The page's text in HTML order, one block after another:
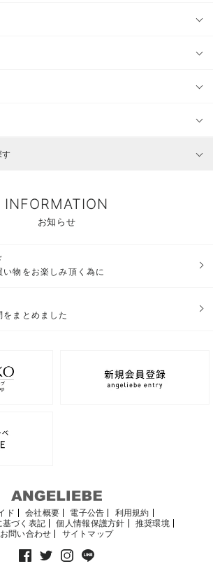
す
INFORMATION
お知らせ
い物をお楽しみ頂く為に
をまとめました
ド 会社概要 電子公告
利用規約
基づく表記
個人情報保護方針
推奨環境
お問い合わせ
サイトマップ